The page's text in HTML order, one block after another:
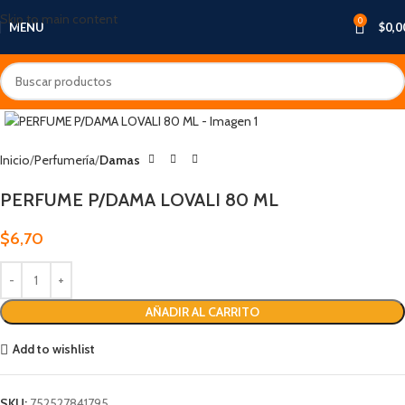
Skip to main content
MENU 0 $
Inicio Perfumería Damas
PERFUME P/DAMA LOVALI 80 ML
$6,70
AÑADIR AL CARRITO
Add to wishlist